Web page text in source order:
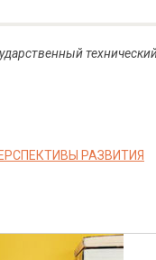
РАЗВИТИЯ